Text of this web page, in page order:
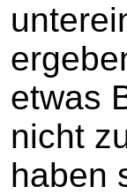
etwas
nicht
haben